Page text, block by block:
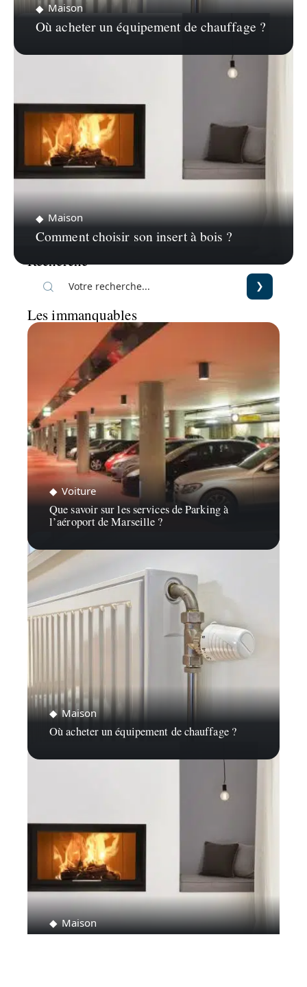
Maison
Où acheter un équipement de chauffage ?
Maison
Comment choisir son insert à bois ?
Recherche
Les immanquables
Voiture
Que savoir sur les services de Parking à
l’aéroport de Marseille ?
Maison
Où acheter un équipement de chauffage ?
Maison